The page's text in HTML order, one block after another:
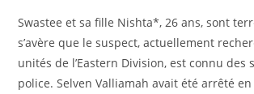
Swastee et sa fille Nishta*, 26 ans, sont
s’avère que le suspect, actuellement
unités de l’Eastern Division, est connu des
police. Selven Valliamah avait été arrêté